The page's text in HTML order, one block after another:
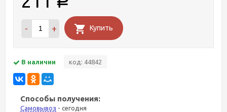
- + Купить
В наличии код: 44842
Способы получения:
Самовывоз - сегодня